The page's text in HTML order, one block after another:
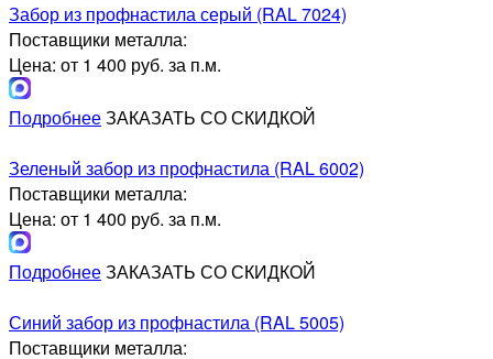
Забор из профнастила серый (RAL 7024)
Поставщики металла:
Цена: от 1 400 руб. за п.м.
ПодробнееЗАКАЗАТЬ СО СКИДКОЙ
Зеленый забор из профнастила (RAL 6002)
Поставщики металла:
Цена: от 1 400 руб. за п.м.
ПодробнееЗАКАЗАТЬ СО СКИДКОЙ
Синий забор из профнастила (RAL 5005)
Поставщики металла: